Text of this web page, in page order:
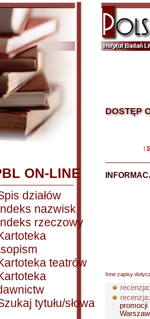
ON-LINE
działów
nazwisk
rzeczowy
teatrów
tytułu/słowa
DOSTĘP
|
Inne zapisy
recenzja:
recenzja: